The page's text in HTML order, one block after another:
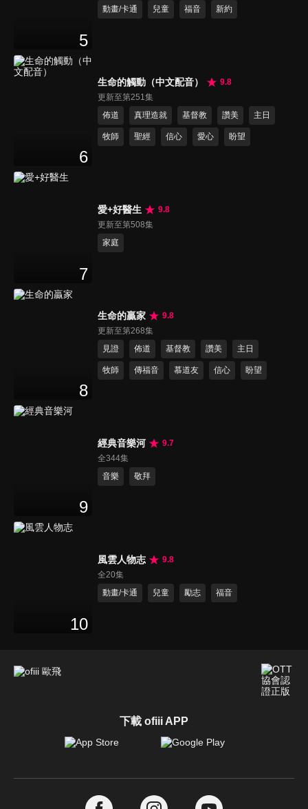
5
動畫/卡通
兒童 福音 新約
6
生命的觸動（中文配音）
9.8
更新至第251集
佈道
真理造就 基督教 讚美 主日
牧師 聖經 信心 愛心 盼望
7
愛+好醫生
9.8
更新至第508集
家庭
8
生命的贏家
9.8
更新至第268集
見證
佈道 基督教 讚美 主日
牧師 傳福音 慕道友 信心 盼望
9
經典音樂河
9.7
全344集
音樂
敬拜
10
風雲人物志
9.8
全20集
動畫/卡通
兒童 勵志 福音
下載 ofiii APP